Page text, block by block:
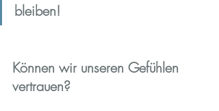
bleiben!
Können wir unseren Gefühlen
vertrauen?